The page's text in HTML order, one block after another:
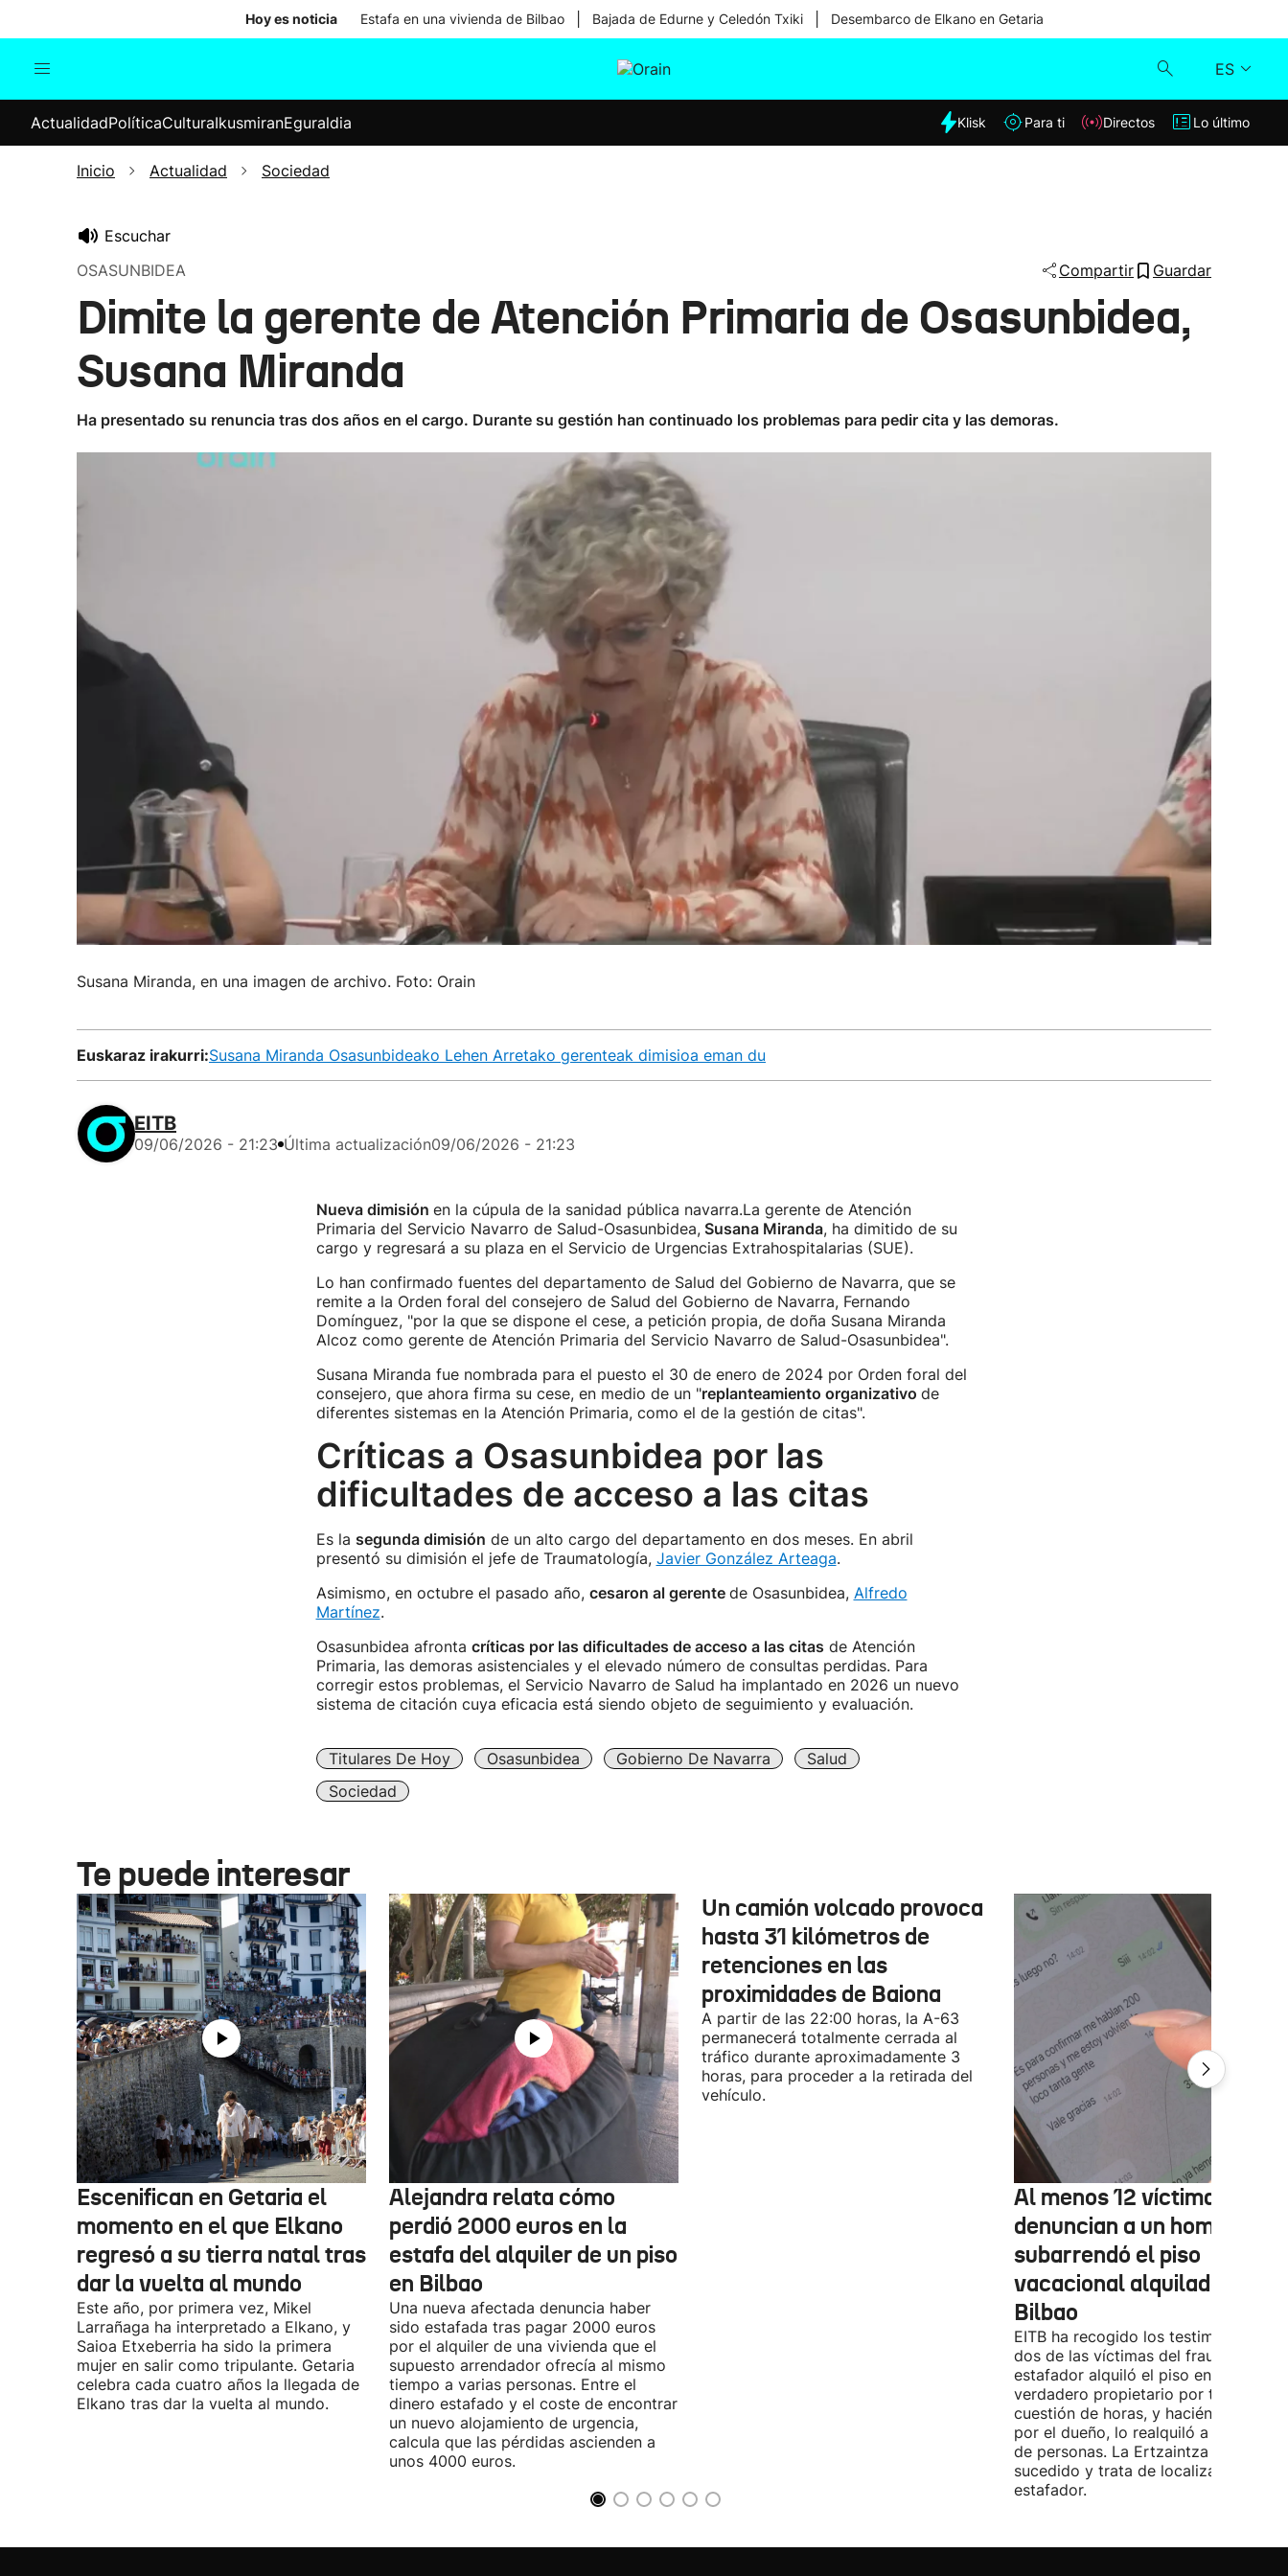
Hoy es noticia Estafa en una vivienda de Bilbao Bajada de Edurne y Celedón Txiki Desembarco de Elkano en Getaria
ES
Internacional
Elecciones
Klisk
Lo último
ActualidadPolíticaCulturaIkusmiranEguraldia Klisk Para ti Directos Lo último
Inicio Actualidad Sociedad
Escuchar
OSASUNBIDEA
Compartir Guardar
Dimite la gerente de Atención Primaria de Osasunbidea,
Susana Miranda
Ha presentado su renuncia tras dos años en el cargo. Durante su gestión han continuado los problemas para pedir cita y las demoras.
Susana Miranda, en una imagen de archivo. Foto: Orain
Euskaraz irakurri:Susana Miranda Osasunbideako Lehen Arretako gerenteak dimisioa eman du
EITB
09/06/2026 - 21:23 Última actualización09/06/2026 - 21:23
Nueva dimisión en la cúpula de la sanidad pública navarra.La gerente de Atención
Primaria del Servicio Navarro de Salud-Osasunbidea,Susana Miranda, ha dimitido de su
cargo y regresará a su plaza en el Servicio de Urgencias Extrahospitalarias (SUE).
Lo han confirmado fuentes del departamento de Salud del Gobierno de Navarra, que se
remite a la Orden foral del consejero de Salud del Gobierno de Navarra, Fernando
Domínguez, "por la que se dispone el cese, a petición propia, de doña Susana Miranda
Alcoz como gerente de Atención Primaria del Servicio Navarro de Salud-Osasunbidea".
Susana Miranda fue nombrada para el puesto el 30 de enero de 2024 por Orden foral del
consejero, que ahora firma su cese, en medio de un "replanteamiento organizativo de
diferentes sistemas en la Atención Primaria, como el de la gestión de citas".
Críticas a Osasunbidea por las
dificultades de acceso a las citas
Es la segunda dimisión de un alto cargo del departamento en dos meses. En abril
presentó su dimisión el jefe de Traumatología, Javier González Arteaga.
Asimismo, en octubre el pasado año, cesaron al gerente de Osasunbidea, Alfredo
Martínez.
Osasunbidea afronta críticas por las dificultades de acceso a las citas de Atención
Primaria, las demoras asistenciales y el elevado número de consultas perdidas. Para
corregir estos problemas, el Servicio Navarro de Salud ha implantado en 2026 un nuevo
sistema de citación cuya eficacia está siendo objeto de seguimiento y evaluación.
Titulares De Hoy Osasunbidea Gobierno De Navarra
Salud
Sociedad
Te puede interesar
Escenifican en Getaria el
momento en el que Elkano
regresó a su tierra natal tras
dar la vuelta al mundo
Este año, por primera vez, Mikel
Larrañaga ha interpretado a Elkano, y
Saioa Etxeberria ha sido la primera
mujer en salir como tripulante. Getaria
celebra cada cuatro años la llegada de
Elkano tras dar la vuelta al mundo.
Alejandra relata cómo
perdió 2000 euros en la
estafa del alquiler de un piso
en Bilbao
Una nueva afectada denuncia haber
sido estafada tras pagar 2000 euros
por el alquiler de una vivienda que el
supuesto arrendador ofrecía al mismo
tiempo a varias personas. Entre el
dinero estafado y el coste de encontrar
un nuevo alojamiento de urgencia,
calcula que las pérdidas ascienden a
unos 4000 euros.
Un camión volcado provoca
hasta 31 kilómetros de
retenciones en las
proximidades de Baiona
A partir de las 22:00 horas, la A-63
permanecerá totalmente cerrada al
tráfico durante aproximadamente 3
horas, para proceder a la retirada del
vehículo.
Al menos 12 víctimas
denuncian a un hombre
subarrendó el piso
vacacional alquilado en
Bilbao
EITB ha recogido los testimonios de
dos de las víctimas del fraude. El
estafador alquiló el piso en Airbnb a
verdadero propietario por tres días.
cuestión de horas, y haciéndose
por el dueño, lo realquiló a una
de personas. La Ertzaintza investiga
sucedido y trata de localizar al
estafador.